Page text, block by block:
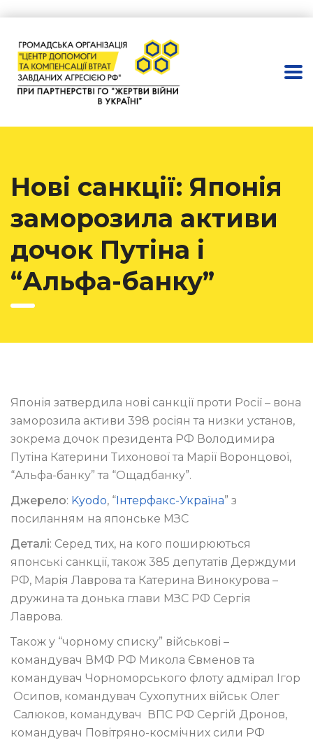
Нові санкції: Японія
заморозила активи
дочок Путіна і
“Альфа-банку”
Японія затвердила нові санкції проти Росії – вона
заморозила активи 398 росіян та низки установ,
зокрема дочок президента РФ Володимира
Путіна Катерини Тихонової та Марії Воронцової,
“Альфа-банку” та “Ощадбанку”.
Джерело: Kyodo, “Інтерфакс-Україна” з
посиланням на японське МЗС
Деталі: Серед тих, на кого поширюються
японські санкції, також 385 депутатів Держдуми
РФ, Марія Лаврова та Катерина Винокурова –
дружина та донька глави МЗС РФ Сергія
Лаврова.
Також у “чорному списку” військові –
командувач ВМФ РФ Микола Євменов та
командувач Чорноморського флоту адмірал Ігор
Осипов, командувач Сухопутних військ Олег
Салюков, командувач ВПС РФ Сергій Дронов,
командувач Повітряно-космічних сили РФ